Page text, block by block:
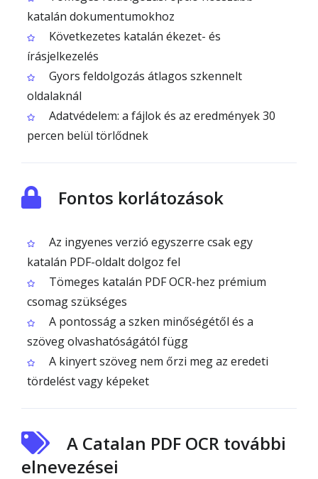
katalán dokumentumokhoz
Következetes katalán ékezet- és
írásjelkezelés
Gyors feldolgozás átlagos szkennelt
oldalaknál
Adatvédelem: a fájlok és az eredmények 30
percen belül törlődnek
Fontos korlátozások
Az ingyenes verzió egyszerre csak egy
katalán PDF-oldalt dolgoz fel
Tömeges katalán PDF OCR-hez prémium
csomag szükséges
A pontosság a szken minőségétől és a
szöveg olvashatóságától függ
A kinyert szöveg nem őrzi meg az eredeti
tördelést vagy képeket
A Catalan PDF OCR további
elnevezései